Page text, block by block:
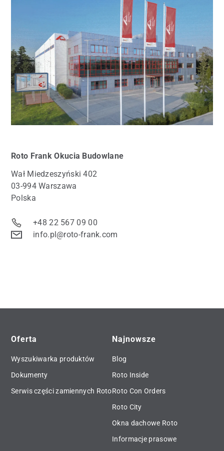
Roto Frank Okucia Budowlane
Wał Miedzeszyński 402
03-994 Warszawa
Polska
+48 22 567 09 00
info.pl@roto-frank.com
Oferta
Wyszukiwarka produktów
Dokumenty
Serwis części zamiennych Roto
Najnowsze
Blog
Roto Inside
Roto Con Orders
Roto City
Okna dachowe Roto
Informacje prasowe